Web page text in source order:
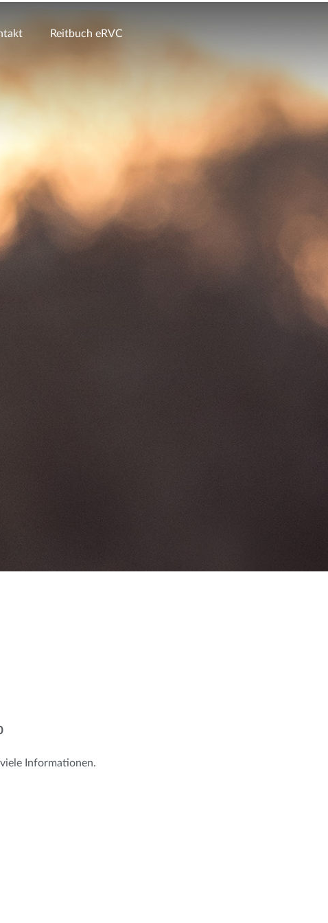
Reitbuch eRVC
Informationen.